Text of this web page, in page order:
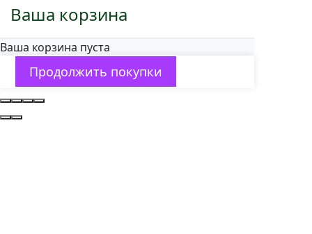
Ваша корзина
Ваша корзина пуста
Продолжить покупки